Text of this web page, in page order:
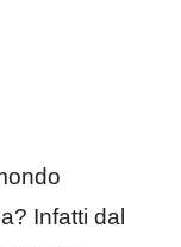
Infatti dal